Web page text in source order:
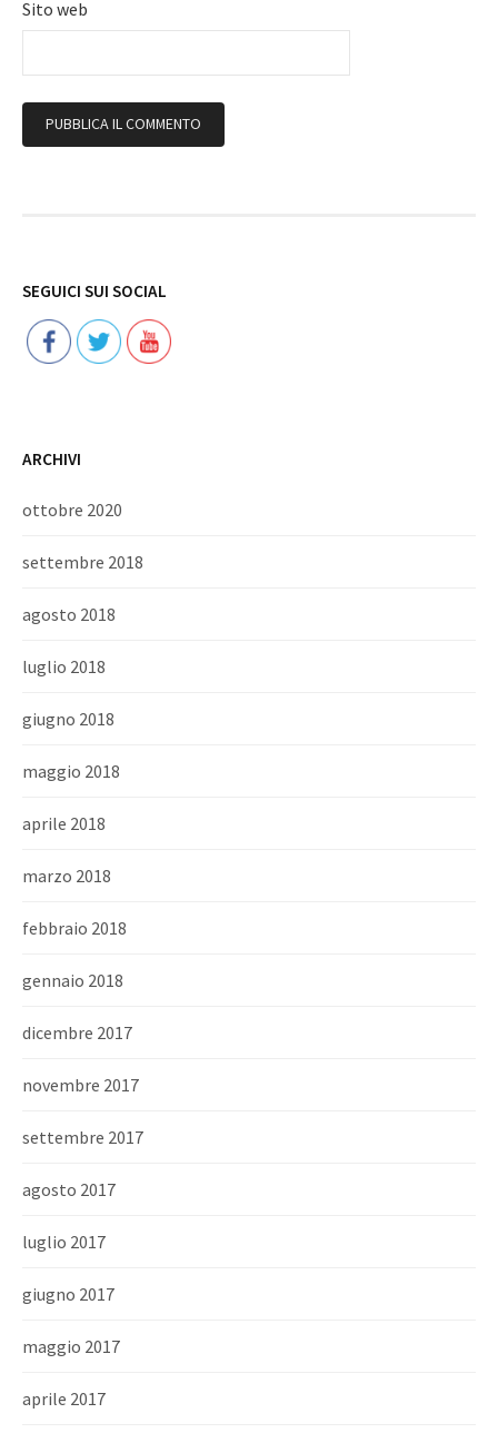
Sito web
SEGUICI SUI SOCIAL
ARCHIVI
ottobre 2020
settembre 2018
agosto 2018
luglio 2018
giugno 2018
maggio 2018
aprile 2018
marzo 2018
febbraio 2018
gennaio 2018
dicembre 2017
novembre 2017
settembre 2017
agosto 2017
luglio 2017
giugno 2017
maggio 2017
aprile 2017